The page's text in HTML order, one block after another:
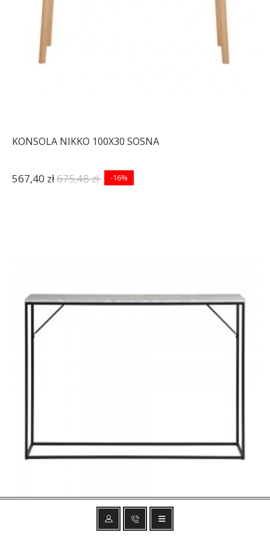
KONSOLA NIKKO 100X30 SOSNA
567,40 zł675,48 zł -16%